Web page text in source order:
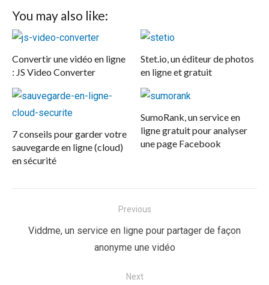
You may also like:
Convertir une vidéo en ligne
: JS Video Converter
Stet.io, un éditeur de photos
en ligne et gratuit
7 conseils pour garder votre
sauvegarde en ligne (cloud)
en sécurité
SumoRank, un service en
ligne gratuit pour analyser
une page Facebook
Previous
Previous
Viddme, un service en ligne pour partager de façon
anonyme une vidéo
Next